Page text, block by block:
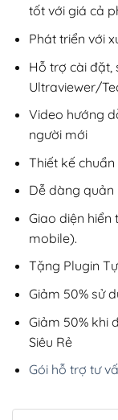
tốt với giá cả
Phát triển với
Hỗ trợ cài đặt,
Ultraviewer/
Video hướng
người mới
Thiết kế chuẩn
Dễ dàng quản
Giao diện hiển
mobile).
Tặng Plugin
Giảm 50% sử
Giảm 50% khi
Siêu Rẻ
Gói hỗ trợ tư